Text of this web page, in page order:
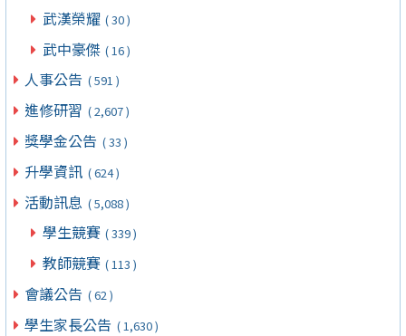
武漢榮耀 ( 30 )
武中豪傑 ( 16 )
人事公告 ( 591 )
進修研習 ( 2,607 )
獎學金公告 ( 33 )
升學資訊 ( 624 )
活動訊息 ( 5,088 )
學生競賽 ( 339 )
教師競賽 ( 113 )
會議公告 ( 62 )
學生家長公告 ( 1,630 )